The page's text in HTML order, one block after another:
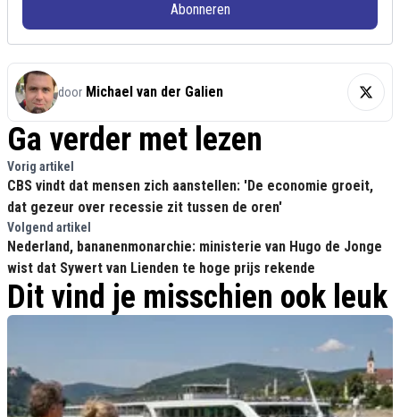
Abonneren
door Michael van der Galien
Ga verder met lezen
Vorig artikel
CBS vindt dat mensen zich aanstellen: 'De economie groeit,
dat gezeur over recessie zit tussen de oren'
Volgend artikel
Nederland, bananenmonarchie: ministerie van Hugo de Jonge
wist dat Sywert van Lienden te hoge prijs rekende
Dit vind je misschien ook leuk